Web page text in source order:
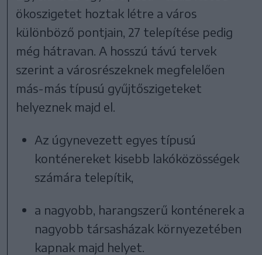
ökoszigetet hoztak létre a város
különböző pontjain, 27 telepítése pedig
még hátravan. A hosszú távú tervek
szerint a városrészeknek megfelelően
más-más típusú gyűjtőszigeteket
helyeznek majd el.
Az úgynevezett egyes típusú
konténereket kisebb lakóközösségek
számára telepítik,
a nagyobb, harangszerű konténerek a
nagyobb társasházak környezetében
kapnak majd helyet.